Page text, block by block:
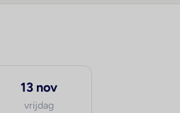
13 nov
vrijdag